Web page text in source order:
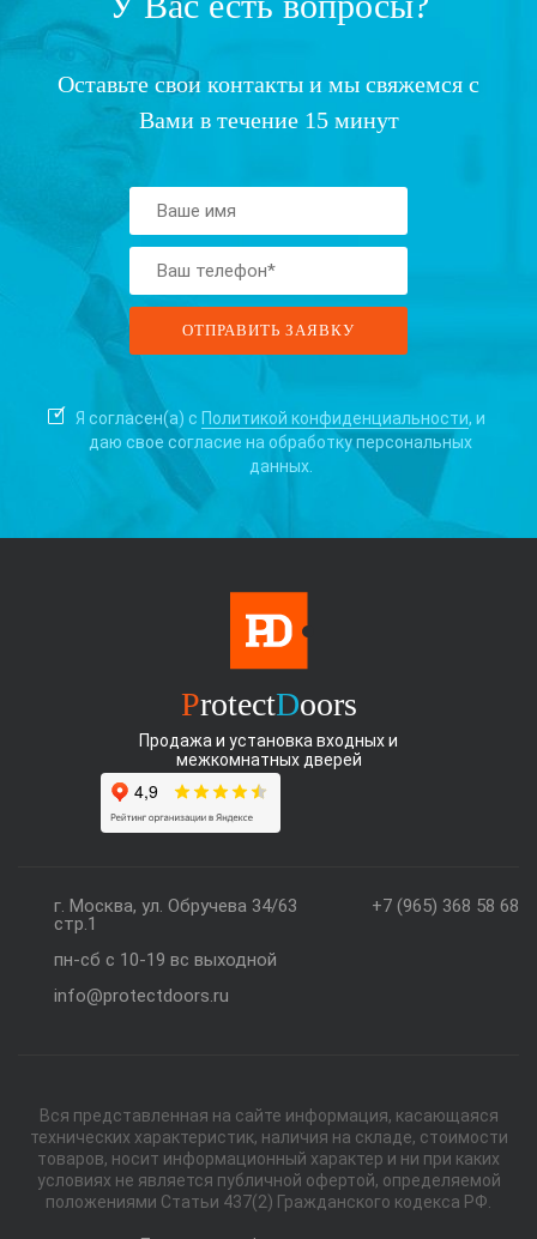
Оставьте свои контакты и мы свяжемся с
Вами в течение 15 минут
Я согласен(а) с Политикой конфиденциальности, и
даю свое согласие на обработку персональных
данных.
ProtectDoors
Продажа и установка входных и
межкомнатных дверей
+7 (965) 368 58 68
г. Москва, ул. Обручева 34/63
стр.1
пн-сб с 10-19 вс выходной
info@protectdoors.ru
Вся представленная на сайте информация, касающаяся
технических характеристик, наличия на складе, стоимости
товаров, носит информационный характер и ни при каких
условиях не является публичной офертой, определяемой
положениями Статьи 437(2) Гражданского кодекса РФ.